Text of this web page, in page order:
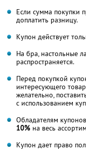
Если сумма покупки
доплатить разницу.
Купон действует
На бра, настольные
распространяется.
Перед покупкой
интересующего
желательно,
с использованием
Обладателям
10% на весь
Купон дает право